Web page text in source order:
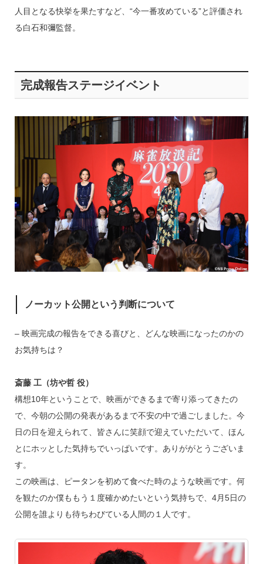
人目となる快挙を果たすなど、“今一番攻めている”と評価され
る白石和彌監督。
完成報告ステージイベント
ノーカット公開という判断について
– 映画完成の報告をできる喜びと、どんな映画になったのかの
お気持ちは？
斎藤 工（坊や哲 役）
構想10年ということで、映画ができるまで寄り添ってきたの
で、今朝の公開の発表があるまで不安の中で過ごしました。今
日の日を迎えられて、皆さんに笑顔で迎えていただいて、ほん
とにホッとした気持ちでいっぱいです。ありががとうございま
す。
この映画は、ピータンを初めて食べた時のような映画です。何
を観たのか僕ももう１度確かめたいという気持ちで、4月5日の
公開を誰よりも待ちわびている人間の１人です。